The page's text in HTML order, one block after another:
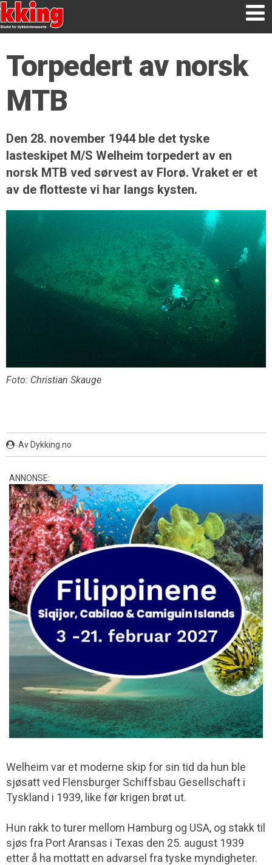
Torpedert av norsk
MTB
Den 28. november 1944 ble det tyske
lasteskipet M/S Welheim torpedert av en
norsk MTB ved sørvest av Florø. Vraket er et
av de flotteste vi har langs kysten.
Foto: Christian Skauge
Av Dykking.no
ANNONSE:
Welheim var et moderne skip for sin tid da hun ble
sjøsatt ved Flensburger Schiffsbau Gesell­schaft i
Tyskland i 1939, like før krigen brøt ut.
Hun rakk to turer mellom Hamburg og USA, og stakk til
sjøs fra Port Aransas i Texas den 25. august 1939
etter å ha mottatt en advarsel fra tyske myndigheter.